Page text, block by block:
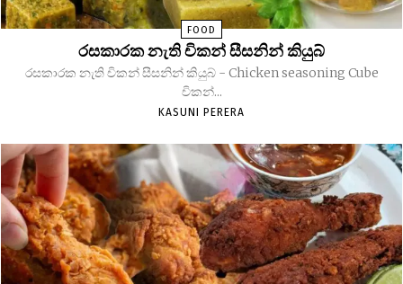
FOOD
රසකාරක නැති චිකන් සීසනින් කියුබ්
රසකාරක නැති චිකන් සීසනින් කියුබ් - Chicken seasoning Cube
චිකන්...
KASUNI PERERA